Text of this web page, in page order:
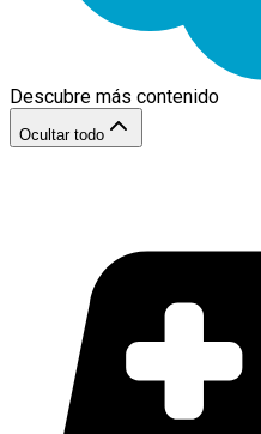
Descubre más contenido
Ocultar todo